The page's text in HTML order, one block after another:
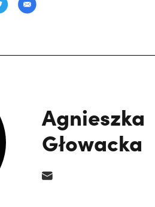
Agnieszka
Głowacka